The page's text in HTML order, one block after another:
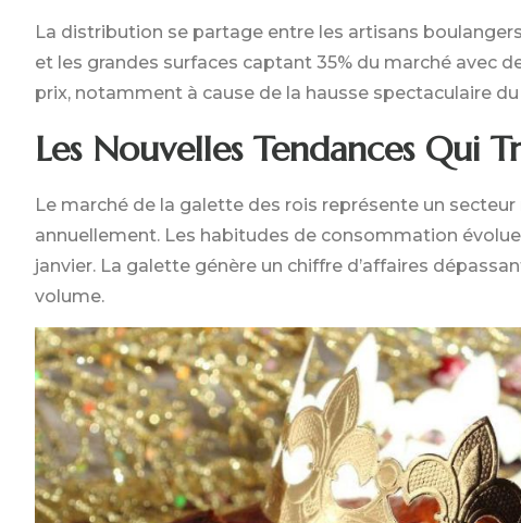
La distribution se partage entre les artisans
et les grandes surfaces captant 35% du marché avec
prix, notamment à cause de la hausse spectaculaire
Les Nouvelles Tendances Qui
Le marché de la galette des rois représente un
annuellement. Les habitudes de consommation
janvier. La galette génère un chiffre d’affaires
volume.